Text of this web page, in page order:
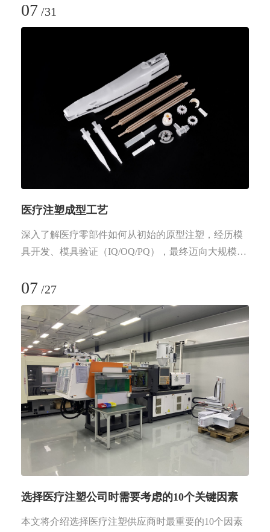
07 /31
医疗注塑成型工艺
深入了解医疗零部件如何从初始的原型注塑，经历模
具开发、模具验证（IQ/OQ/PQ），最终迈向大规模量
07 /27
选择医疗注塑公司时需要考虑的10个关键因素
本文将介绍选择医疗注塑供应商时最重要的10个因素